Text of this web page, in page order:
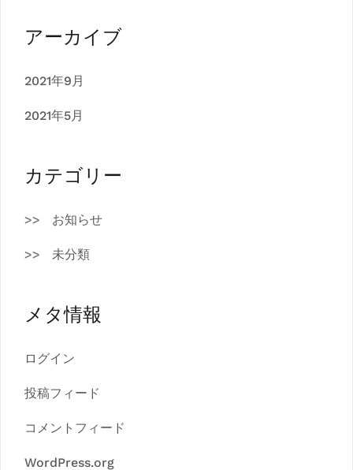
アーカイブ
2021年9月
2021年5月
カテゴリー
お知らせ
未分類
メタ情報
ログイン
投稿フィード
コメントフィード
WordPress.org